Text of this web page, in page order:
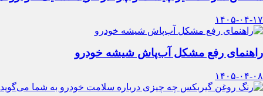
۱۴۰۵-۰۴-۱۷
راهنمای رفع مشکل آب‌پاش شیشه خودرو
۱۴۰۵-۰۴-۰۸